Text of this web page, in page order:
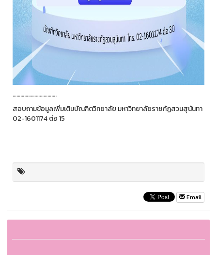
…………………………….
สอบถามข้อมูลเพิ่มเติมบัณฑิตวิทยาลัย มหาวิทยาลัยราชภัฏสวนสุนันทา
02-1601174 ต่อ 15
Email